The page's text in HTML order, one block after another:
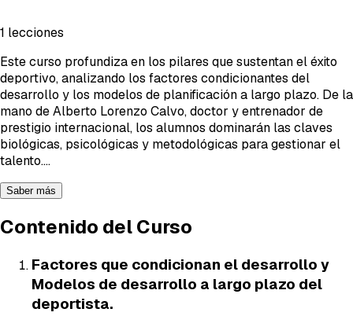
1 lecciones
Este curso profundiza en los pilares que sustentan el éxito
deportivo, analizando los factores condicionantes del
desarrollo y los modelos de planificación a largo plazo. De la
mano de Alberto Lorenzo Calvo, doctor y entrenador de
prestigio internacional, los alumnos dominarán las claves
biológicas, psicológicas y metodológicas para gestionar el
talento....
Saber más
Contenido del Curso
Factores que condicionan el desarrollo y
Modelos de desarrollo a largo plazo del
deportista.